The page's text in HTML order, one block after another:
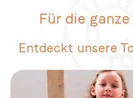
Für die
Entdeckt unsere